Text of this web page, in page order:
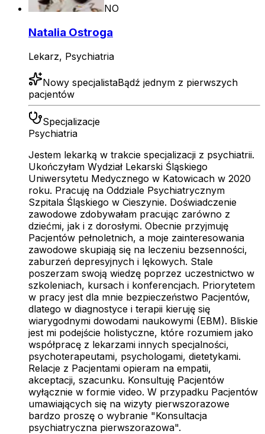
NO
Natalia Ostroga
Lekarz, Psychiatria
Nowy specjalistaBądź jednym z pierwszych
pacjentów
Specjalizacje
Psychiatria
Jestem lekarką w trakcie specjalizacji z psychiatrii.
Ukończyłam Wydział Lekarski Śląskiego
Uniwersytetu Medycznego w Katowicach w 2020
roku. Pracuję na Oddziale Psychiatrycznym
Szpitala Śląskiego w Cieszynie. Doświadczenie
zawodowe zdobywałam pracując zarówno z
dziećmi, jak i z dorosłymi. Obecnie przyjmuję
Pacjentów pełnoletnich, a moje zainteresowania
zawodowe skupiają się na leczeniu bezsenności,
zaburzeń depresyjnych i lękowych. Stale
poszerzam swoją wiedzę poprzez uczestnictwo w
szkoleniach, kursach i konferencjach. Priorytetem
w pracy jest dla mnie bezpieczeństwo Pacjentów,
dlatego w diagnostyce i terapii kieruję się
wiarygodnymi dowodami naukowymi (EBM). Bliskie
jest mi podejście holistyczne, które rozumiem jako
współpracę z lekarzami innych specjalności,
psychoterapeutami, psychologami, dietetykami.
Relacje z Pacjentami opieram na empatii,
akceptacji, szacunku. Konsultuję Pacjentów
wyłącznie w formie video. W przypadku Pacjentów
umawiających się na wizyty pierwszorazowe
bardzo proszę o wybranie "Konsultacja
psychiatryczna pierwszorazowa".